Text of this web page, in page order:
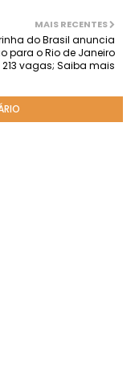
MAIS RECENTES
do Brasil anuncia
para o Rio de Janeiro
vagas; Saiba mais